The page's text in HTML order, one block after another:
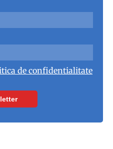
de confidentialitate